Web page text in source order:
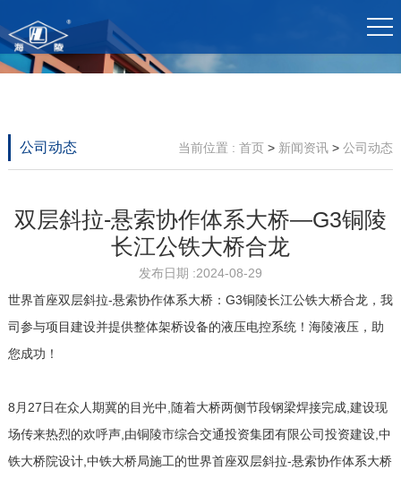
站
于
品
例
产
闻
神
公司动态
当前位置 :首页 > 新闻资讯 >公司动态
双层斜拉-悬索协作体系大桥—G3铜陵
长江公铁大桥合龙
发布日期 :2024-08-29
世界首座双层斜拉-悬索协作体系大桥：G3铜陵长江公铁大桥合龙，我
司参与项目建设并提供整体架桥设备的液压电控系统！海陵液压，助
您成功！
8月27日在众人期冀的目光中,随着大桥两侧节段钢梁焊接完成,建设现
场传来热烈的欢呼声,由铜陵市综合交通投资集团有限公司投资建设,中
铁大桥院设计,中铁大桥局施工的世界首座双层斜拉-悬索协作体系大桥